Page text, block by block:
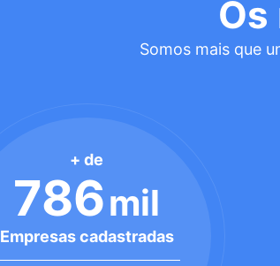
Somos mais que
+ de
786mil
Empresas cadastradas